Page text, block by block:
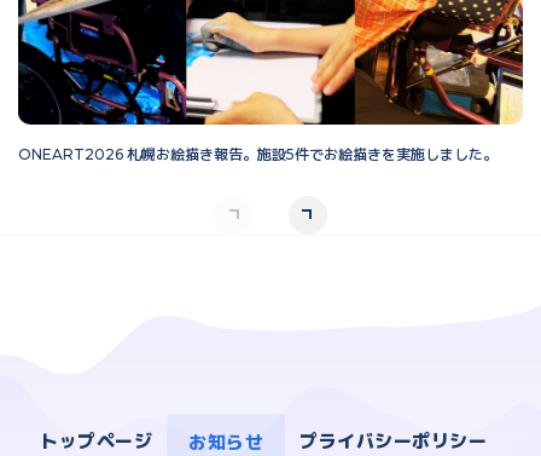
ONEART2026 札幌お絵描き報告。施設5件でお絵描きを実施しました。
トップページ お知らせ プライバシーポリシー